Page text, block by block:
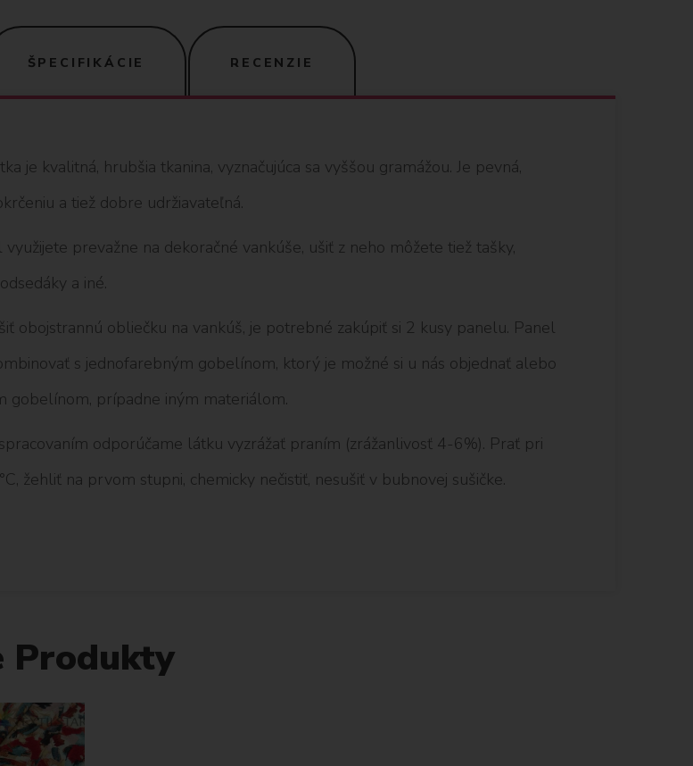
ŠPECIFIKÁCIE RECENZIE
je kvalitná, hrubšia tkanina, vyznačujúca sa vyššou gramážou. Je pevná,
a tiež dobre udržiavateľná.
využijete prevažne na dekoračné vankúše, ušiť z neho môžete tiež tašky,
a iné.
obojstrannú obliečku na vankúš, je potrebné zakúpiť si 2 kusy panelu. Panel
s jednofarebným gobelínom, ktorý je možné si u nás objednať alebo
gobelínom, prípadne iným materiálom.
odporúčame látku vyzrážať praním (zrážanlivosť 4-6%). Prať pri
žehliť na prvom stupni, chemicky nečistiť, nesušiť v bubnovej sušičke.
Produkty